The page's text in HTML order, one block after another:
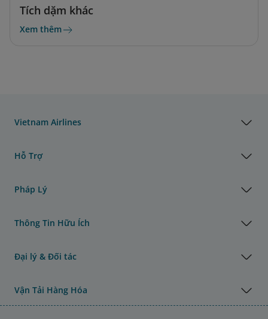
Tích dặm khác
Xem thêm
Vietnam Airlines
Hỗ Trợ
Pháp Lý
Thông Tin Hữu Ích
Đại lý & Đối tác
Vận Tải Hàng Hóa